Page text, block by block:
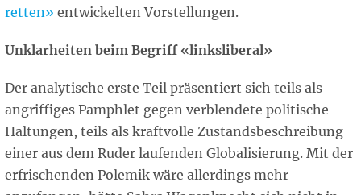
retten» entwickelten Vorstellungen.
Unklarheiten beim Begriff «linksliberal»
Der analytische erste Teil präsentiert sich teils als
angriffiges Pamphlet gegen verblendete politische
Haltungen, teils als kraftvolle Zustandsbeschreibung
einer aus dem Ruder laufenden Globalisierung. Mit der
erfrischenden Polemik wäre allerdings mehr